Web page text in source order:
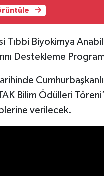
Tıbbi Biyokimya
Destekleme
Bilim Ödülleri
verilecek.